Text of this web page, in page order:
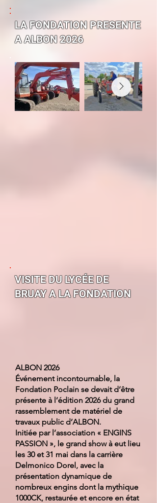
LA FONDATION PRESENTE
A ALBON 2026
VISITE DU LYCÉE DE
BRUAY A LA FONDATION
ALBON 2026
Événement incontournable, la
Fondation Poclain se devait d’être
présente à l’édition 2026 du grand
rassemblement de matériel de
travaux public d’ALBON.
Initiée par l’association « ENGINS
PASSION », le grand show à eut lieu
les 30 et 31 mai dans la carrière
Delmonico Dorel, avec la
présentation dynamique de
nombreux engins dont la mythique
1000CK, restaurée et encore en état